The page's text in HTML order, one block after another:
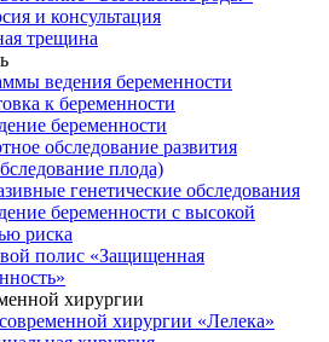
и консультация
трещина
ведения беременности
к беременности
беременности
обследование развития
плода)
генетические обследования
беременности с высокой
риска
полис «Защищенная
хирургии
хирургии «Лелека»